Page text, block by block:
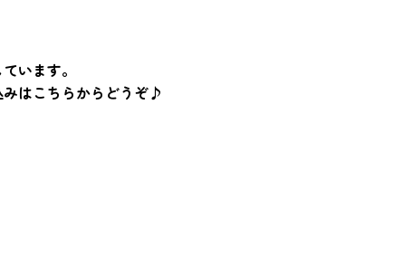
います。
はこちらからどうぞ♪